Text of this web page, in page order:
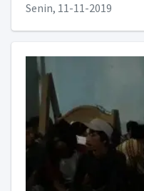
Senin, 11-11-2019